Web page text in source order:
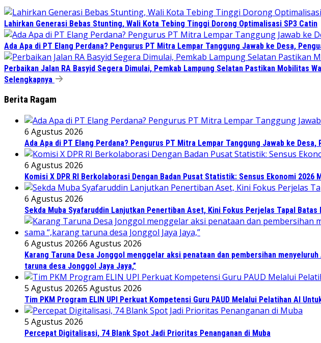
Lahirkan Generasi Bebas Stunting, Wali Kota Tebing Tinggi Dorong Optimalisasi SP3 Catin
Ada Apa di PT Elang Perdana? Pengurus PT Mitra Lempar Tanggung Jawab ke Desa,
Perbaikan Jalan RA Basyid Segera Dimulai, Pemkab Lampung Selatan Pastikan Mobilitas
Selengkapnya
Berita Ragam
6 Agustus 2026
Ada Apa di PT Elang Perdana? Pengurus PT Mitra Lempar Tanggung Jawab ke
6 Agustus 2026
Komisi X DPR RI Berkolaborasi Dengan Badan Pusat Statistik: Sensus Ekonomi 2026
6 Agustus 2026
Sekda Muba Syafaruddin Lanjutkan Penertiban Aset, Kini Fokus Perjelas Tapal Batas
6 Agustus 20266 Agustus 2026
Karang Taruna Desa Jonggol menggelar aksi penataan dan pembersihan
taruna desa Jonggol Jaya Jaya,”
5 Agustus 20265 Agustus 2026
Tim PKM Program ELIN UPI Perkuat Kompetensi Guru PAUD Melalui Pelatihan AI
5 Agustus 2026
Percepat Digitalisasi, 74 Blank Spot Jadi Prioritas Penanganan di Muba